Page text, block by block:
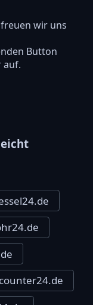
wir uns
Button
auf.